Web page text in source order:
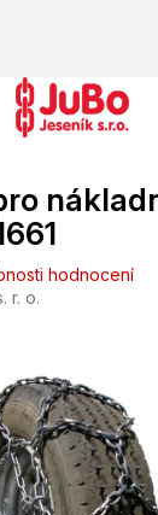
hodnocení
r. o.